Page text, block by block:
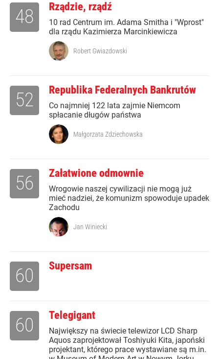
Rządzie, rządź
10 rad Centrum im. Adama Smitha i "Wprost"
dla rządu Kazimierza Marcinkiewicza
48
Robert Gwiazdowski
Republika Federalnych Bankrutów
Co najmniej 122 lata zajmie Niemcom
spłacanie długów państwa
52
Małgorzata Zdziechowska
Załatwione odmownie
Wrogowie naszej cywilizacji nie mogą już
mieć nadziei, że komunizm spowoduje upadek
Zachodu
56
Jan Winiecki
Supersam
60
Telegigant
Największy na świecie telewizor LCD Sharp
Aquos zaprojektował Toshiyuki Kita, japoński
projektant, którego prace wystawiane są m.in.
60